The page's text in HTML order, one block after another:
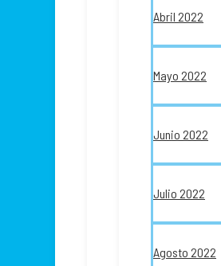
Abril 2022
Mayo 2022
Junio 2022
Julio 2022
Agosto 2022